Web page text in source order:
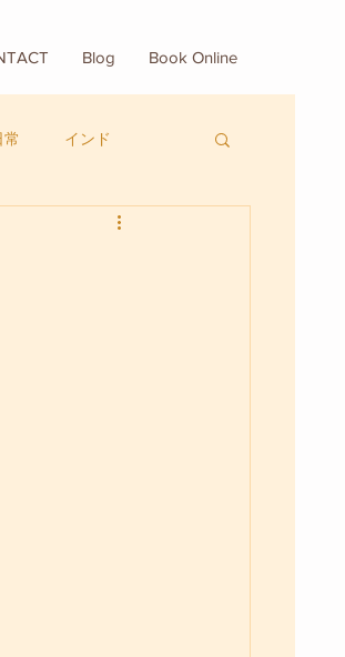
Blog Book Online
常 インド